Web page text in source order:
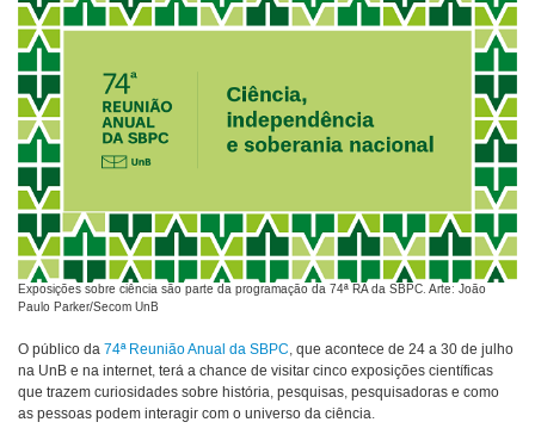
Exposições sobre ciência são parte da programação da 74ª RA da SBPC. Arte: João
Paulo Parker/Secom UnB
O público da 74ª Reunião Anual da SBPC, que acontece de 24 a 30 de julho
na UnB e na internet, terá a chance de visitar cinco exposições científicas
que trazem curiosidades sobre história, pesquisas, pesquisadoras e como
as pessoas podem interagir com o universo da ciência.